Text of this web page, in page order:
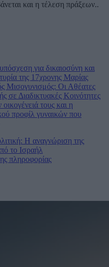
και η τέλεση πράξεων..
για δικαιοσύνη και
της 17χρονης Μαρίας
Μισογυνισμός: Οι Αθέατες
σε Διαδικτυακές Κοινότητες
τους και η
προφίλ γυναικών που
Η αναγνώριση της
το Ισραήλ
πληροφορίας